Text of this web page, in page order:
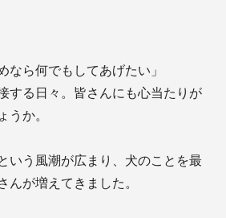
なら何でもしてあげたい」
する日々。皆さんにも心当たりが
うか。
いう風潮が広まり、犬のことを最
んが増えてきました。